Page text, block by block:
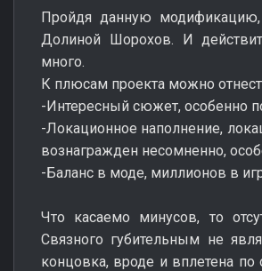
Пройдя данную
Долиной Шорохов. И
много.
К плюсам проекта можно
-Интересный сюжет, особенно
-Локационное наполнение,
вознагражден несомненно,
-Баланс в моде, миллионов в
Что касаемо минусов, то
Связного губительным не
концовка, вроде и вплетена